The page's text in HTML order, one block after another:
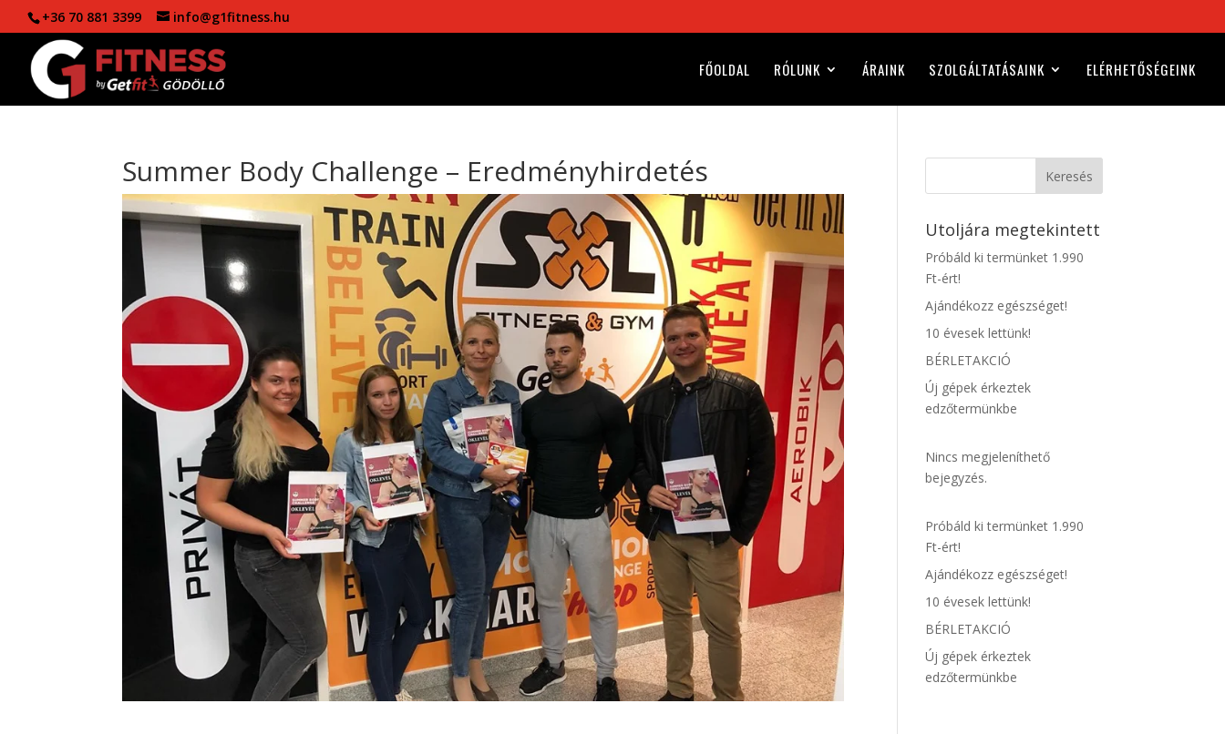
+36 70 881 3399 info@g1fitness.hu
FŐOLDAL RÓLUNK ÁRAINK SZOLGÁLTATÁSAINK ELÉRHETŐSÉGEINK
Summer Body Challenge – Eredményhirdetés Keresés
Utoljára megtekintett
Próbáld ki termünket 1.990
Ft-ért!
Ajándékozz egészséget!
10 évesek lettünk!
BÉRLETAKCIÓ
Új gépek érkeztek
edzőtermünkbe
Nincs megjeleníthető
bejegyzés.
Próbáld ki termünket 1.990
Ft-ért!
Ajándékozz egészséget!
10 évesek lettünk!
BÉRLETAKCIÓ
Új gépek érkeztek
edzőtermünkbe